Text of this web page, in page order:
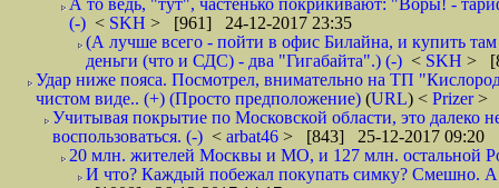
А то ведь, "тут", частенько покрикивают: "Воры! -
(-) < SKH > [961] 24-12-2017 23:35
(А лучше всего - пойти в офис Билайна, и купить
деньги (что и СДС) - два "Гигабайта".) (-) < SKH >
Удар ниже пояса. Посмотрел, внимательно на ТП
чистом виде.. (+) (Просто предположение) (URL) < Prizer>
Учитывая покрытие по Московской области, это далеко
воспользоваться. (-) < arbat46 > [843] 25-12-2017 09:20
20 млн. жителей Москвы и МО, и 127 млн. остальной
И что? Каждый побежал покупать симку? Смешно. А